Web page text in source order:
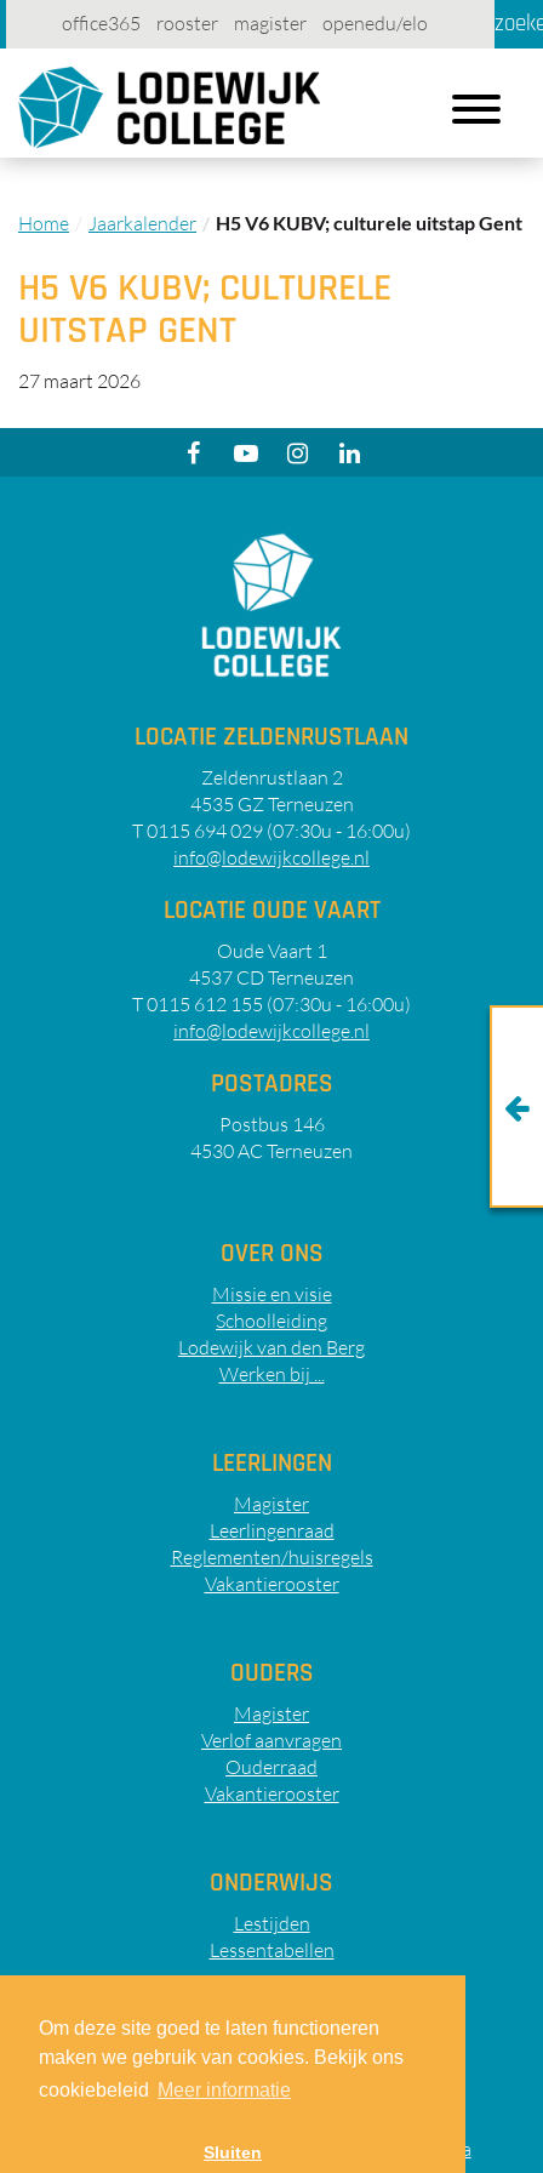
Om deze site goed te laten functioneren
maken we gebruik van cookies. Bekijk ons
cookiebeleid
Meer informatie
Sluiten
office365 rooster magister
openedu/elo
account
contact printen
Toggle
Home Jaarkalender H5 V6 KUBV; culturele uitstap Gent
H5 V6 KUBV; CULTURELE
UITSTAP GENT
27 maart 2026
LOCATIE ZELDENRUSTLAAN
Zeldenrustlaan 2
4535 GZ Terneuzen
T 0115 694 029 (07:30u - 16:00u)
info@lodewijkcollege.nl
LOCATIE OUDE VAART
Oude Vaart 1
4537 CD Terneuzen
T 0115 612 155 (07:30u - 16:00u)
info@lodewijkcollege.nl
POSTADRES
Postbus 146
4530 AC Terneuzen
OVER ONS
Missie en visie
Schoolleiding
Lodewijk van den Berg
Werken bij ...
LEERLINGEN
Magister
Leerlingenraad
Reglementen/huisregels
Vakantierooster
OUDERS
Magister
Verlof aanvragen
Ouderraad
Vakantierooster
ONDERWIJS
Lestijden
Lessentabellen
Sitemap Privacy
Lodewijk College TiDi Media